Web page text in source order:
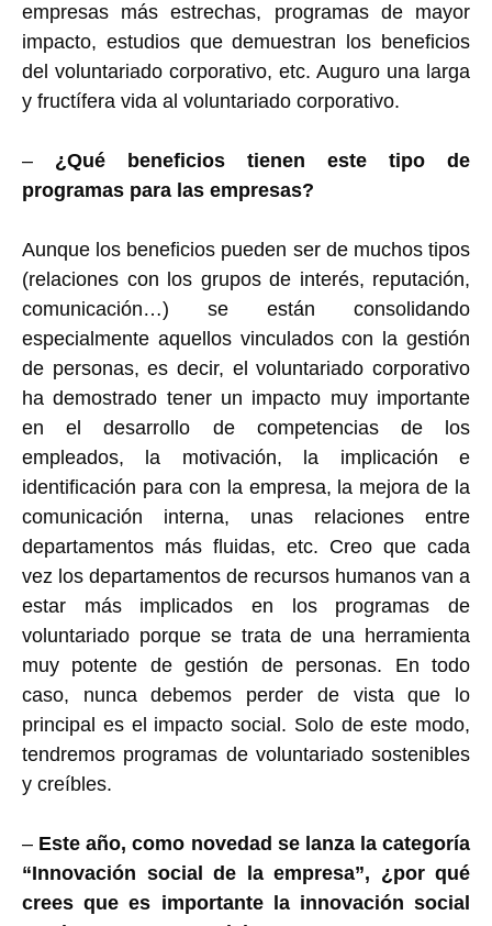
empresas más estrechas, programas de mayor
impacto, estudios que demuestran los beneficios
del voluntariado corporativo, etc. Auguro una larga
y fructífera vida al voluntariado corporativo.
– ¿Qué beneficios tienen este tipo de
programas para las empresas?
Aunque los beneficios pueden ser de muchos tipos
(relaciones con los grupos de interés, reputación,
comunicación…) se están consolidando
especialmente aquellos vinculados con la gestión
de personas, es decir, el voluntariado corporativo
ha demostrado tener un impacto muy importante
en el desarrollo de competencias de los
empleados, la motivación, la implicación e
identificación para con la empresa, la mejora de la
comunicación interna, unas relaciones entre
departamentos más fluidas, etc. Creo que cada
vez los departamentos de recursos humanos van a
estar más implicados en los programas de
voluntariado porque se trata de una herramienta
muy potente de gestión de personas. En todo
caso, nunca debemos perder de vista que lo
principal es el impacto social. Solo de este modo,
tendremos programas de voluntariado sostenibles
y creíbles.
– Este año, como novedad se lanza la categoría
“Innovación social de la empresa”, ¿por qué
crees que es importante la innovación social